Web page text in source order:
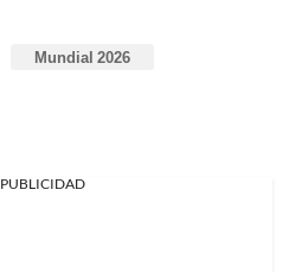
Mundial 2026
PUBLICIDAD